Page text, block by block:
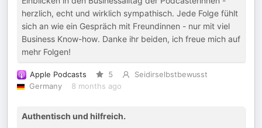
herzlich, echt und wirklich sympathisch. Jede Folge fühlt
sich an wie ein Gespräch mit Freundinnen - nur mit viel
Business Know-how. Danke ihr beiden, ich freue mich auf
mehr Folgen!
Apple Podcasts 5
Seidirselbstbewusst
Germany
8 months ago
Authentisch und hilfreich.